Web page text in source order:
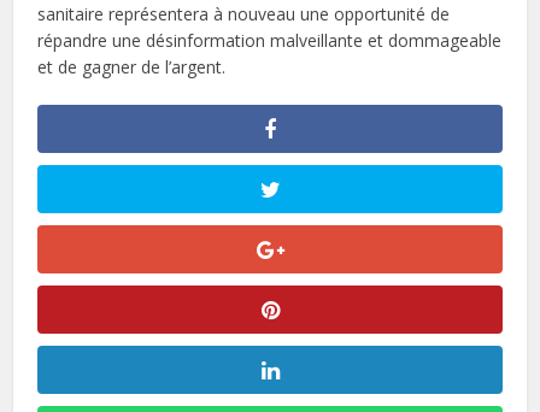
sanitaire représentera à nouveau une opportunité de
répandre une désinformation malveillante et dommageable
et de gagner de l’argent.